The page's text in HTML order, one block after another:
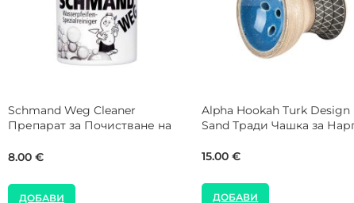
Alpha Hookah Оro Smart
Кетчър за Наргиле
45.00€
ДОБАВИ
AEON Shisha Edition 4
Tube Fusion Sky Sleeve
30.00€
ДОБАВИ